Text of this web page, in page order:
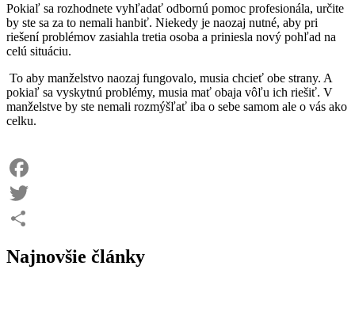
Pokiaľ sa rozhodnete vyhľadať odbornú pomoc profesionála, určite
by ste sa za to nemali hanbiť. Niekedy je naozaj nutné, aby pri
riešení problémov zasiahla tretia osoba a priniesla nový pohľad na
celú situáciu.
To aby manželstvo naozaj fungovalo, musia chcieť obe strany. A
pokiaľ sa vyskytnú problémy, musia mať obaja vôľu ich riešiť. V
manželstve by ste nemali rozmýšľať iba o sebe samom ale o vás ako
celku.
Facebook
Twitter
Najnovšie články